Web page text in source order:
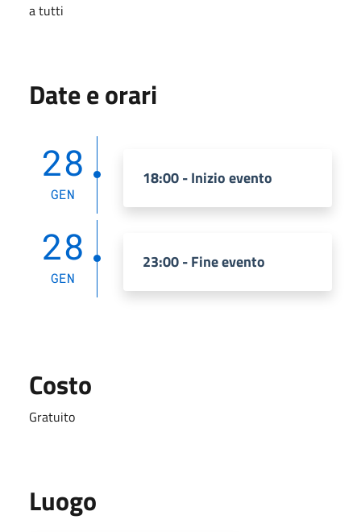
a tutti
Date e orari
28
GEN
18:00 - Inizio evento
28
GEN
23:00 - Fine evento
Costo
Gratuito
Luogo